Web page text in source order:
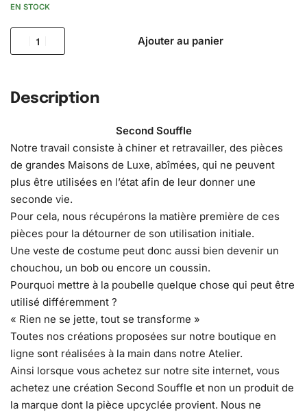
EN STOCK
Ajouter au panier
Description
Second Souffle
Notre travail consiste à chiner et retravailler, des pièces
de grandes Maisons de Luxe, abîmées, qui ne peuvent
plus être utilisées en l’état afin de leur donner une
seconde vie.
Pour cela, nous récupérons la matière première de ces
pièces pour la détourner de son utilisation initiale.
Une veste de costume peut donc aussi bien devenir un
chouchou, un bob ou encore un coussin.
Pourquoi mettre à la poubelle quelque chose qui peut être
utilisé différemment ?
« Rien ne se jette, tout se transforme »
Toutes nos créations proposées sur notre boutique en
ligne sont réalisées à la main dans notre Atelier.
Ainsi lorsque vous achetez sur notre site internet, vous
achetez une création Second Souffle et non un produit de
la marque dont la pièce upcyclée provient. Nous ne